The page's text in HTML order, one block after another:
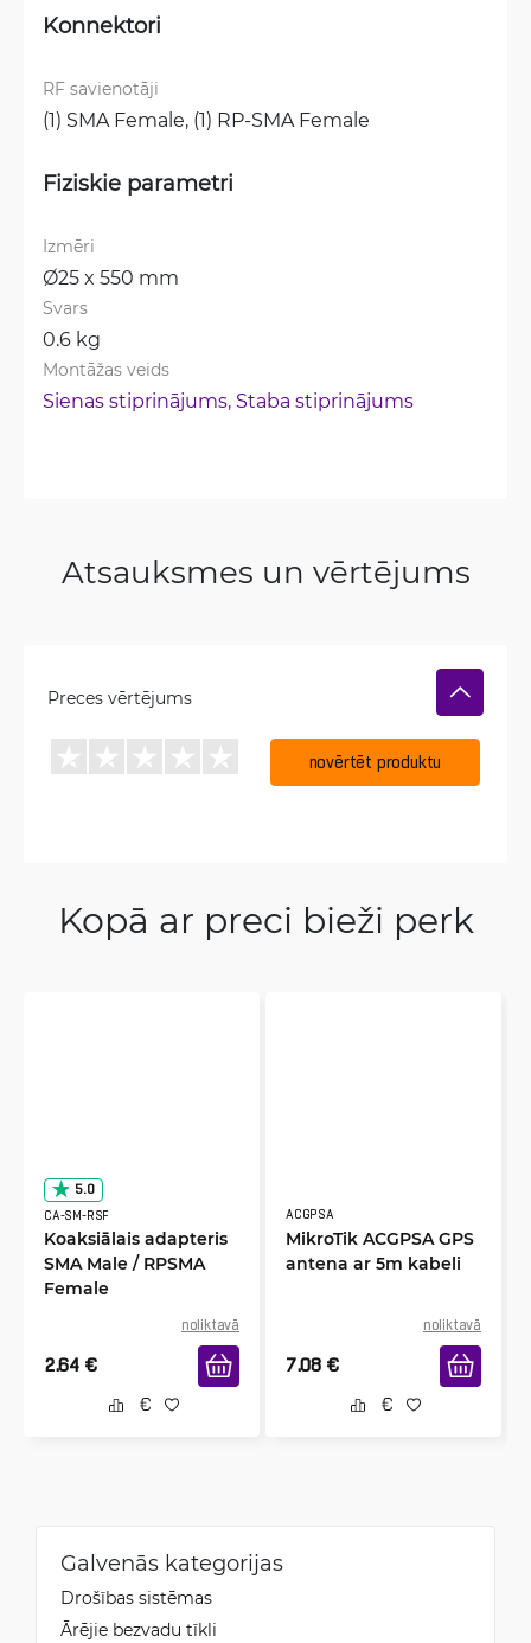
Konnektori
RF savienotāji
(1) SMA Female, (1) RP-SMA Female
Fiziskie parametri
Izmēri
Ø25 x 550 mm
Svars
0.6 kg
Montāžas veids
Sienas stiprinājums, Staba stiprinājums
Atsauksmes un vērtējums
Preces vērtējums
novērtēt produktu
Kopā ar preci bieži perk
5.0
CA-SM-RSF
Koaksiālais adapteris
SMA Male / RPSMA
Female
noliktavā
2.64 €
ACGPSA
MikroTik ACGPSA GPS
antena ar 5m kabeli
noliktavā
7.08 €
Galvenās kategorijas
Drošības sistēmas
Ārējie bezvadu tīkli